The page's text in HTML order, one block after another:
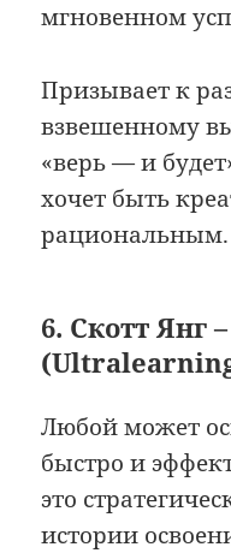
мгновенном
Призывает к
взвешенному
«верь — и
хочет быть
рациональным.
6. Скотт Янг
Любой может
быстро и
это
истории